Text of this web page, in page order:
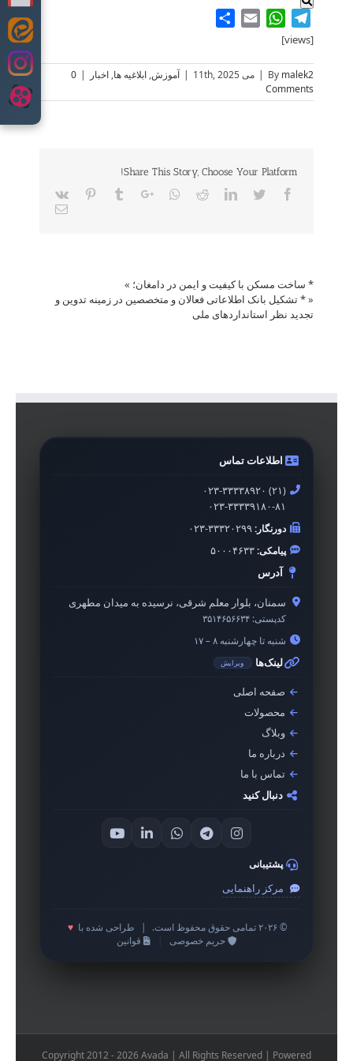
content
Telegram
WhatsApp
Email
[views]
By malek2
| می 11th, 2025 | آموزش, ابلاغیه ها, اخبار |
0
Comments
Share This Story, Choose Your Platform!
Facebook
Twitter
LinkedIn
Reddit
Whatsapp
Google+
Tumblr
Pinterest
Vk
Email
* ساخت مسکن با کیفیت و ایمن در دامغان؛ »
«* تشکیل بانک اطلاعاتی فعالان و متخصصین در زمینه تدوین و
تجدید نظر استانداردهای ملی
اطلاعات تماس
۰۲۳-۳۳۳۳۸۹۲۰ (۲۱)
۰۲۳-۳۳۳۳۹۱۸۰-۸۱
دورنگار:۰۲۳-۳۳۳۲۰۲۹۹
پیامکی:۵۰۰۰۴۶۳۳
آدرس
سمنان، بلوار معلم شرقی، نرسیده به میدان مطهری
کدپستی: ۳۵۱۴۶۵۶۶۳۴
شنبه تا چهارشنبه ۸ – ۱۷
لینک‌ها ویرایش
صفحه اصلی
محصولات
وبلاگ
درباره ما
تماس با ما
دنبال کنید
پشتیبانی
مرکز راهنمایی
© ۲۰۲۶ تمامی حقوق محفوظ است. طراحی شده با ♥
حریم خصوصی
قوانین
Copyright 2012 - 2026 Avada | All Rights Reserved | Powered